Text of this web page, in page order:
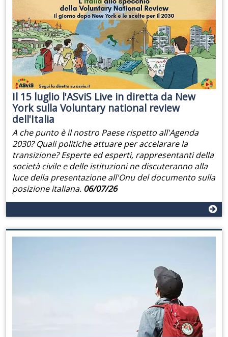
Il 15 luglio l'ASviS Live in diretta da New
York sulla Voluntary national review
dell'Italia
A che punto è il nostro Paese rispetto all'Agenda
2030? Quali politiche attuare per accelarare la
transizione? Esperte ed esperti, rappresentanti della
società civile e delle istituzioni ne discuteranno alla
luce della presentazione all'Onu del documento sulla
posizione italiana. 06/07/26